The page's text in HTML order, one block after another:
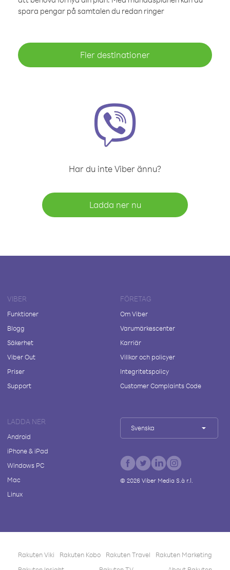
spara pengar på samtalen du redan ringer
Fler destinationer
Har du inte Viber ännu?
Ladda ner nu
VIBER
Funktioner
Blogg
Säkerhet
Viber Out
Priser
Support
FÖRETAG
Om Viber
Varumärkescenter
Karriär
Villkor och policyer
Integritetspolicy
Customer Complaints Code
LADDA NER
Android
iPhone & iPad
Windows PC
Mac
Linux
Svenska
© 2026Viber Media S.à r.l.
Rakuten Viki Rakuten Kobo Rakuten Travel
Rakuten Marketing